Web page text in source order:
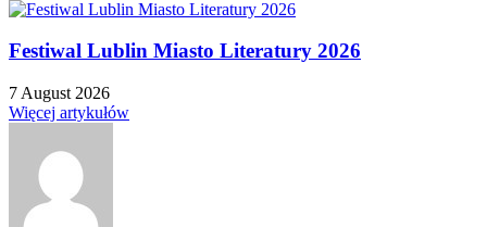
Festiwal Lublin Miasto Literatury 2026
7 August 2026
Więcej artykułów